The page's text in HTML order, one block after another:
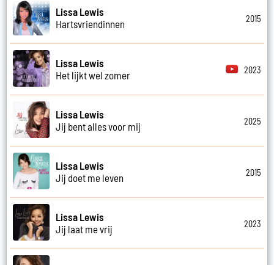
Lissa Lewis
Hartsvriendinnen
2015
Lissa Lewis
Het lijkt wel zomer
2023
Lissa Lewis
Jij bent alles voor mij
2025
Lissa Lewis
Jij doet me leven
2015
Lissa Lewis
Jij laat me vrij
2023